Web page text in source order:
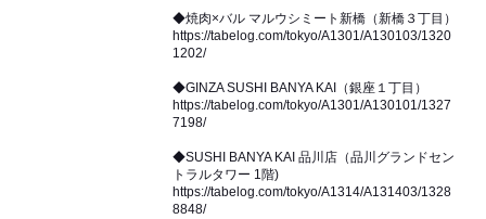
◆焼肉×バル マルウシミート新橋（新橋３丁目）
https://tabelog.com/tokyo/A1301/A130103/1320
1202/
◆GINZA SUSHI BANYA KAI（銀座１丁目）
https://tabelog.com/tokyo/A1301/A130101/1327
7198/
◆SUSHI BANYA KAI 品川店（品川グランドセン
トラルタワー 1階)
https://tabelog.com/tokyo/A1314/A131403/1328
8848/